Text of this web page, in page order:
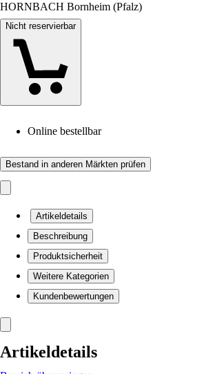
HORNBACH Bornheim (Pfalz)
Nicht reservierbar
Online bestellbar
Bestand in anderen Märkten prüfen
Artikeldetails
Beschreibung
Produktsicherheit
Weitere Kategorien
Kundenbewertungen
Artikeldetails